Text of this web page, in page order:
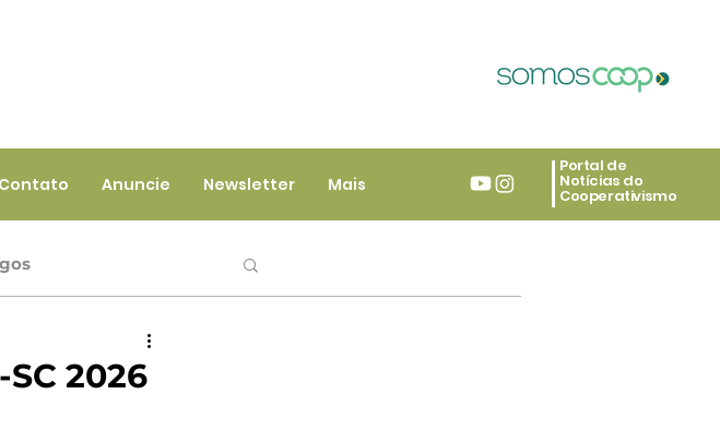
Contato Anuncie Newsletter Mais
Portal de
Notícias do
Cooperativismo
Ramo Saúde
2026